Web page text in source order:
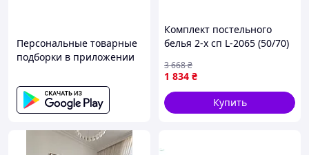
Персональные товарные
подборки в приложении
Комплект постельного
белья 2-х сп L-2065 (50/70)
1 834 ₴
3 668₴
Купить